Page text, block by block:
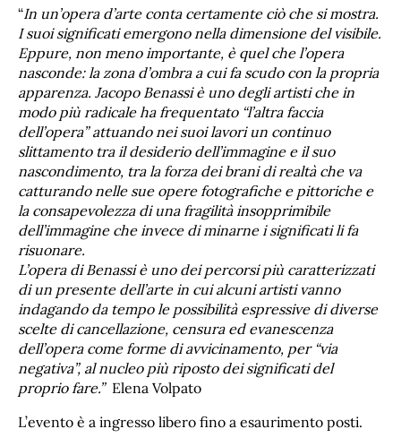
“In un’opera d’arte conta certamente ciò che si mostra.
I suoi significati emergono nella dimensione del visibile.
Eppure, non meno importante, è quel che l’opera
nasconde: la zona d’ombra a cui fa scudo con la propria
apparenza. Jacopo Benassi è uno degli artisti che in
modo più radicale ha frequentato “l’altra faccia
dell’opera” attuando nei suoi lavori un continuo
slittamento tra il desiderio dell’immagine e il suo
nascondimento, tra la forza dei brani di realtà che va
catturando nelle sue opere fotografiche e pittoriche e
la consapevolezza di una fragilità insopprimibile
dell’immagine che invece di minarne i significati li fa
risuonare.
L’opera di Benassi è uno dei percorsi più caratterizzati
di un presente dell’arte in cui alcuni artisti vanno
indagando da tempo le possibilità espressive di diverse
scelte di cancellazione, censura ed evanescenza
dell’opera come forme di avvicinamento, per “via
negativa”, al nucleo più riposto dei significati del
proprio fare.” Elena Volpato
L’evento è a ingresso libero fino a esaurimento posti.